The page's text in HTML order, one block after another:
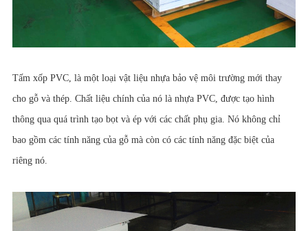
Tấm xốp PVC, là một loại vật liệu nhựa bảo vệ môi trường mới thay
cho gỗ và thép. Chất liệu chính của nó là nhựa PVC, được tạo hình
thông qua quá trình tạo bọt và ép với các chất phụ gia. Nó không chỉ
bao gồm các tính năng của gỗ mà còn có các tính năng đặc biệt của
riêng nó.